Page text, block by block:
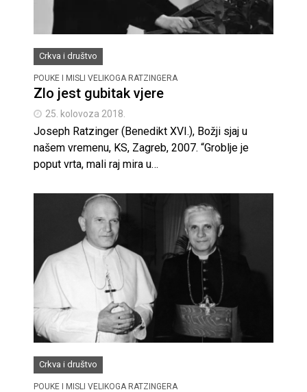
Crkva i društvo
POUKE I MISLI VELIKOGA RATZINGERA
Zlo jest gubitak vjere
25. kolovoza 2018.
Joseph Ratzinger (Benedikt XVI.), Božji sjaj u
našem vremenu, KS, Zagreb, 2007. “Groblje je
poput vrta, mali raj mira u…
Crkva i društvo
POUKE I MISLI VELIKOGA RATZINGERA